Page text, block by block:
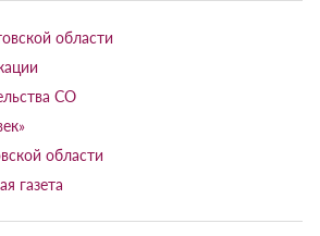
области
СО
области
газета